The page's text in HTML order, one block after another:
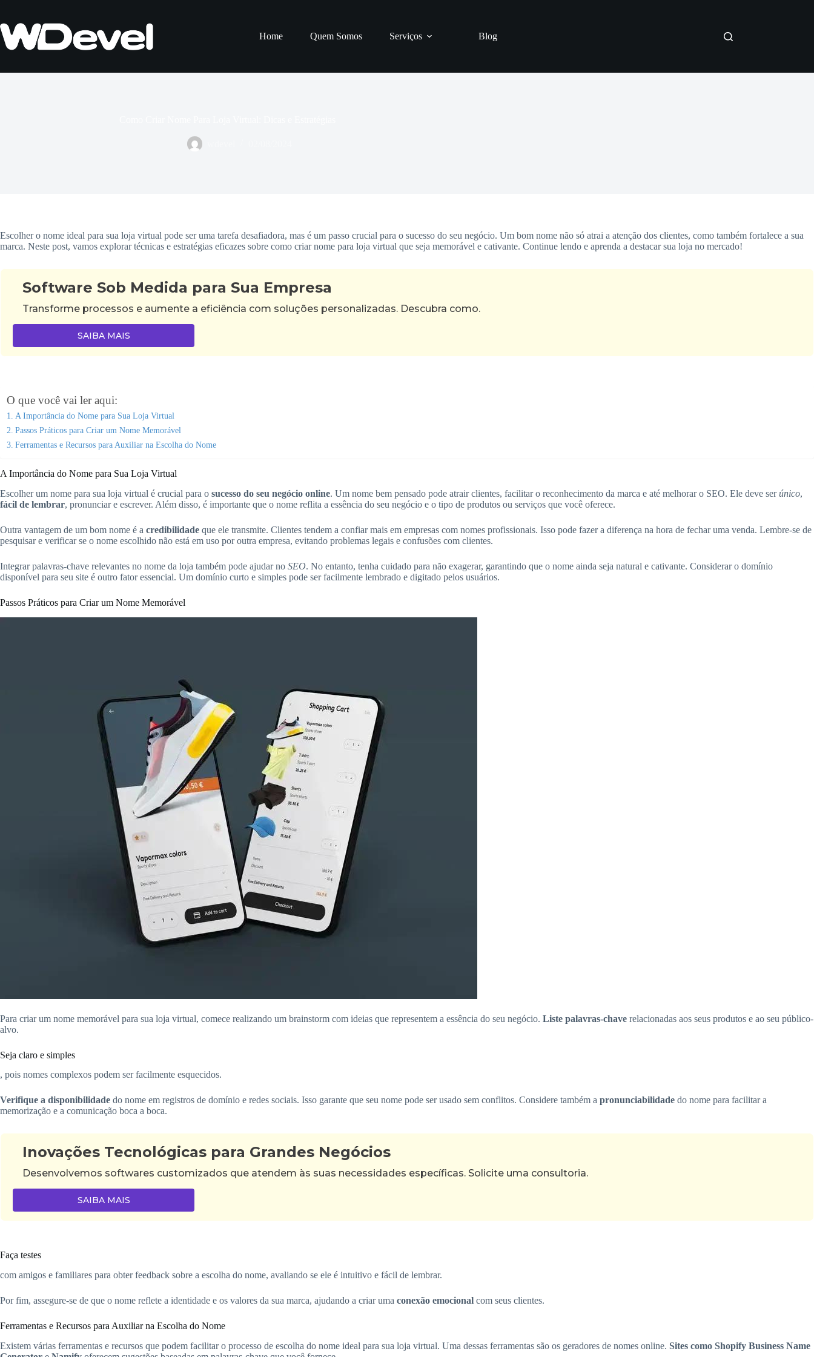
o
conteúdo
Home Quem Somos Serviços Blog
Escolher o nome ideal para sua loja virtual pode ser uma tarefa desafiadora, mas é um passo crucial para o sucesso do seu negócio. Um bom nome não só atrai a atenção dos clientes, como também fortalece a sua
marca. Neste post, vamos explorar técnicas e estratégias eficazes sobre como criar nome para loja virtual que seja memorável e cativante. Continue lendo e aprenda a destacar sua loja no mercado!
Software Sob Medida para Sua Empresa
Transforme processos e aumente a eficiência com soluções personalizadas. Descubra como.
SAIBA MAIS
O que você vai ler aqui:
A Importância do Nome para Sua Loja Virtual
Passos Práticos para Criar um Nome Memorável
Ferramentas e Recursos para Auxiliar na Escolha do Nome
A Importância do Nome para Sua Loja Virtual
Escolher um nome para sua loja virtual é crucial para o sucesso do seu negócio online. Um nome bem pensado pode atrair clientes, facilitar o reconhecimento da marca e até melhorar o SEO. Ele deve serúnico,
fácil de lembrar, pronunciar e escrever. Além disso, é importante que o nome reflita a essência do seu negócio e o tipo de produtos ou serviços que você oferece.
Outra vantagem de um bom nome é a credibilidade que ele transmite. Clientes tendem a confiar mais em empresas com nomes profissionais. Isso pode fazer a diferença na hora de fechar uma venda. Lembre-se de
pesquisar e verificar se o nome escolhido não está em uso por outra empresa, evitando problemas legais e confusões com clientes.
Integrar palavras-chave relevantes no nome da loja também pode ajudar no SEO. No entanto, tenha cuidado para não exagerar, garantindo que o nome ainda seja natural e cativante. Considerar o domínio
disponível para seu site é outro fator essencial. Um domínio curto e simples pode ser facilmente lembrado e digitado pelos usuários.
Passos Práticos para Criar um Nome Memorável
Para criar um nome memorável para sua loja virtual, comece realizando um brainstorm com ideias que representem a essência do seu negócio. Liste palavras-chave relacionadas aos seus produtos e ao seu público-
alvo.
Seja claro e simples
, pois nomes complexos podem ser facilmente esquecidos.
Verifique a disponibilidade do nome em registros de domínio e redes sociais. Isso garante que seu nome pode ser usado sem conflitos. Considere também a pronunciabilidade do nome para facilitar a
memorização e a comunicação boca a boca.
Inovações Tecnológicas para Grandes Negócios
Desenvolvemos softwares customizados que atendem às suas necessidades específicas. Solicite uma consultoria.
SAIBA MAIS
Faça testes
com amigos e familiares para obter feedback sobre a escolha do nome, avaliando se ele é intuitivo e fácil de lembrar.
Por fim, assegure-se de que o nome reflete a identidade e os valores da sua marca, ajudando a criar uma conexão emocional com seus clientes.
Ferramentas e Recursos para Auxiliar na Escolha do Nome
Existem várias ferramentas e recursos que podem facilitar o processo de escolha do nome ideal para sua loja virtual. Uma dessas ferramentas são os geradores de nomes online. Sites como Shopify Business Name